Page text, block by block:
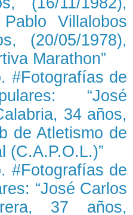
Villalobos
(20/05/1978),
Marathon”
#Fotografías de
“José
34 años,
de Atletismo de
(C.A.P.O.L.)”
#Fotografías de
“José Carlos
37 años,